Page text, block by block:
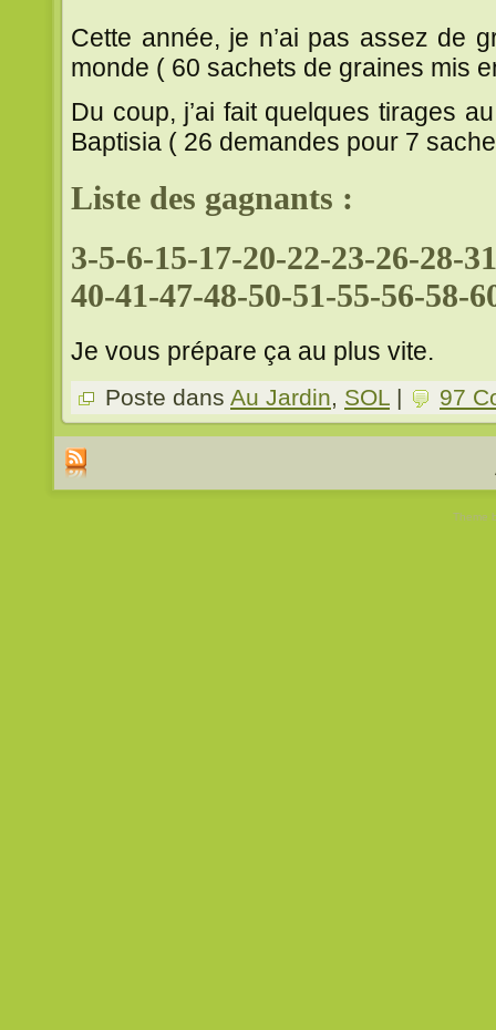
Cette année, je n’ai pas assez de
monde ( 60 sachets de graines mis
Du coup, j’ai fait quelques tirages
Baptisia ( 26 demandes pour 7
Liste des gagnants :
3-5-6-15-17-20-22-23-26-28-
40-41-47-48-50-51-55-56-58-
Je vous prépare ça au plus vite.
Poste dans Au Jardin SOL | 97
Theme